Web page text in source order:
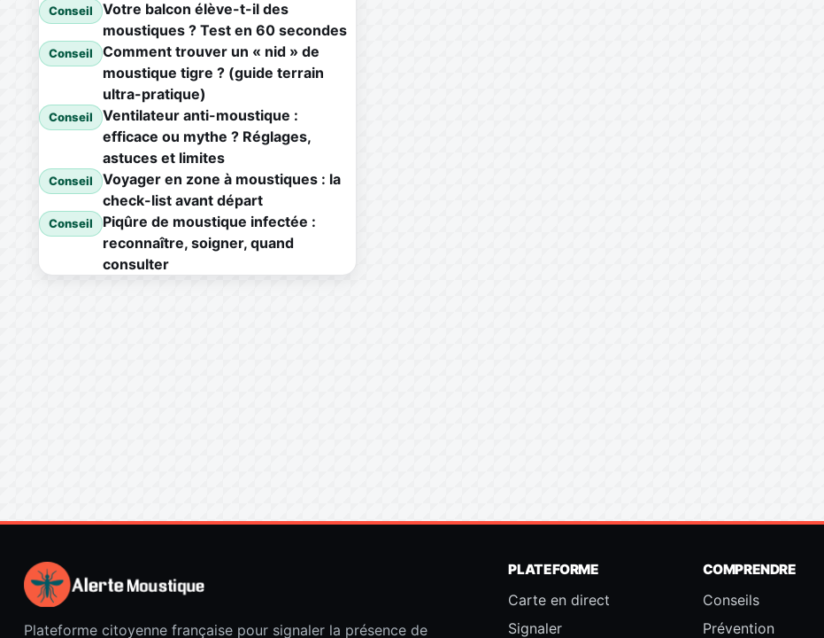
Conseil
Votre balcon élève-t-il des
moustiques ? Test en 60 secondes
Conseil
Comment trouver un « nid » de
moustique tigre ? (guide terrain
ultra-pratique)
Conseil
Ventilateur anti-moustique :
efficace ou mythe ? Réglages,
astuces et limites
Conseil
Voyager en zone à moustiques : la
check-list avant départ
Conseil
Piqûre de moustique infectée :
reconnaître, soigner, quand
consulter
Plateforme citoyenne française pour signaler la présence de
PLATEFORME
Carte en direct
Signaler
COMPRENDRE
Conseils
Prévention